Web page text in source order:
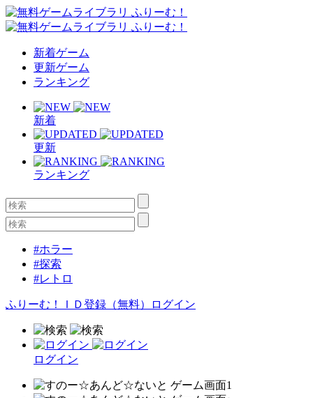
新着ゲーム
更新ゲーム
ランキング
新着
更新
ランキング
#ホラー
#探索
#レトロ
ふりーむ！ＩＤ登録（無料） ログイン
ログイン